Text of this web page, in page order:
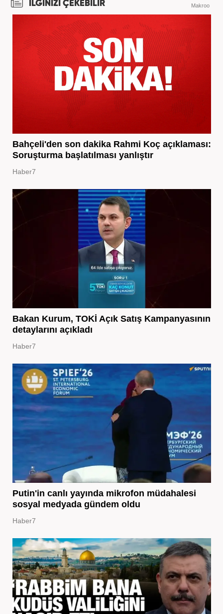
İLGİNİZİ ÇEKEBİLİR Makroo
Bahçeli'den son dakika Rahmi Koç açıklaması:
Soruşturma başlatılması yanlıştır
Haber7
Bakan Kurum, TOKİ Açık Satış Kampanyasının
detaylarını açıkladı
Haber7
Putin'in canlı yayında mikrofon müdahalesi
sosyal medyada gündem oldu
Haber7